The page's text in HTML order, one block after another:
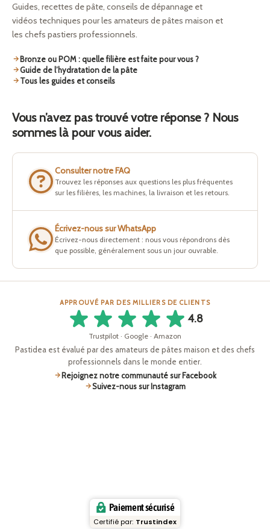
Guides, recettes de pâte, conseils de dépannage et
vidéos techniques pour les amateurs de pâtes maison et
les chefs pastiers professionnels.
Bronze ou POM : quelle filière est faite pour vous ?
Guide de l’hydratation de la pâte
Tous les guides et conseils
Vous n’avez pas trouvé votre réponse ? Nous
sommes là pour vous aider.
Consulter notre FAQ
Trouvez les réponses aux questions les plus fréquentes
sur les filières, les machines, la livraison et les retours.
Écrivez-nous sur WhatsApp
Écrivez-nous directement : nous vous répondrons dès
que possible, généralement sous un jour ouvrable.
APPROUVÉ PAR DES MILLIERS DE CLIENTS
4.8
Trustpilot · Google · Amazon
Pastidea est évalué par des amateurs de pâtes maison et des chefs
professionnels dans le monde entier.
Rejoignez notre communauté sur Facebook
Suivez-nous sur Instagram
Paiement sécurisé
Certifié par: Trustindex